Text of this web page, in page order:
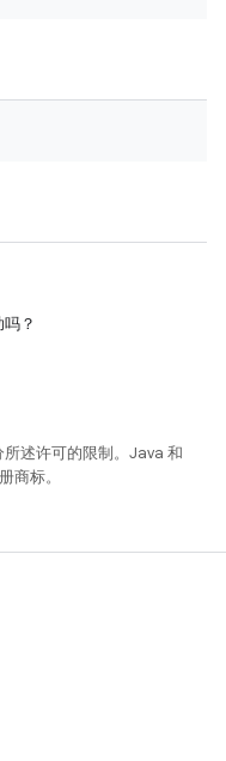
？
所述许可的限制。Java 和
商标。